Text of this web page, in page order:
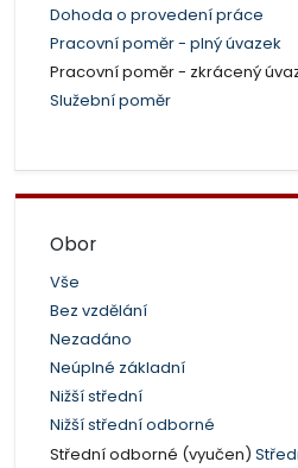
Dohoda o provedení práce
Pracovní poměr - plný úvazek
Pracovní poměr - zkrácený
Služební poměr
Obor
Vše
Bez vzdělání
Nezadáno
Neúplné základní
Nižší střední
Nižší střední odborné
Střední odborné (vyučen)